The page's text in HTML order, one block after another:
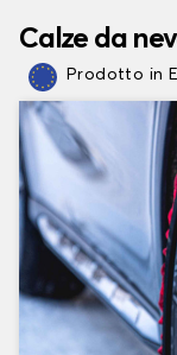
Calze da
Prodotto in